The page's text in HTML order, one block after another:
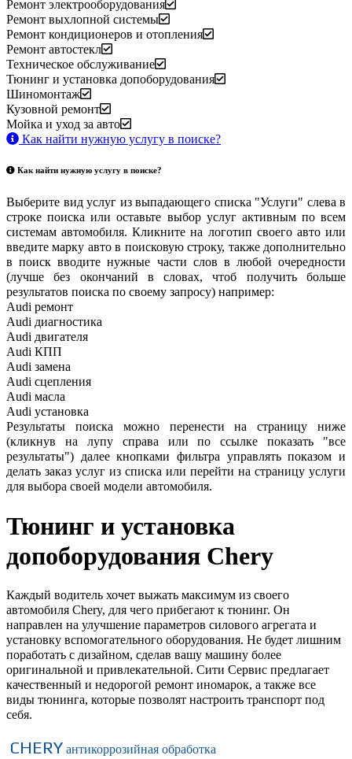
Ремонт электрооборудования
Ремонт выхлопной системы
Ремонт кондиционеров и отопления
Ремонт автостекл
Техническое обслуживание
Тюнинг и установка допоборудования
Шиномонтаж
Кузовной ремонт
Мойка и уход за авто
Как найти нужную услугу в поиске?
Как найти нужную услугу в поиске?
Выберите вид услуг из выпадающего списка "Услуги" слева в
строке поиска или оставьте выбор услуг активным по всем
системам автомобиля. Кликните на логотип своего авто или
введите марку авто в поисковую строку, также дополнительно
в поиск вводите нужные части слов в любой очередности
(лучше без окончаний в словах, чтоб получить больше
результатов поиска по своему запросу) например:
Audi ремонт
Audi диагностика
Audi двигателя
Audi КПП
Audi замена
Audi сцепления
Audi масла
Audi установка
Результаты поиска можно перенести на страницу ниже
(кликнув на лупу справа или по ссылке показать "все
результаты") далее кнопками фильтра управлять показом и
делать заказ услуг из списка или перейти на страницу услуги
для выбора своей модели автомобиля.
Тюнинг и установка
допоборудования Chery
Каждый водитель хочет выжать максимум из своего
автомобиля Chery, для чего прибегают к тюнинг. Он
направлен на улучшение параметров силового агрегата и
установку вспомогательного оборудования. Не будет лишним
поработать с дизайном, сделав вашу машину более
оригинальной и привлекательной. Сити Сервис предлагает
качественный и недорогой ремонт иномарок, а также все
виды тюнинга, которые позволят настроить транспорт под
себя.
CHERY антикоррозийная обработка